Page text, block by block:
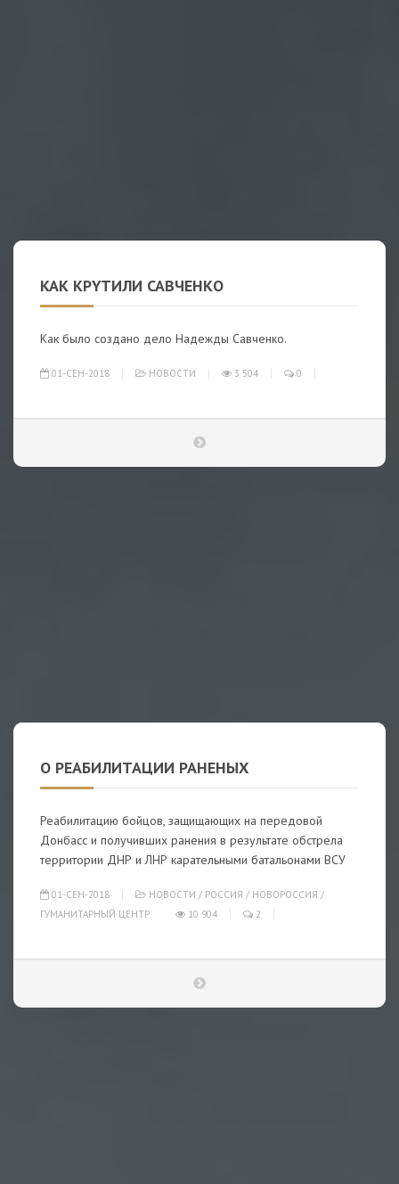
KAК КPYТИЛИ CAВЧEНКO
Как было создано дело Надежды Савченко.
01-СЕН-2018 НОВОСТИ 3 504 0
О РЕАБИЛИТАЦИИ РАНЕНЫХ
Реабилитацию бойцов, защищающих на передовой
Донбасс и получивших ранения в результате обстрела
территории ДНР и ЛНР карательными батальонами ВСУ
01-СЕН-2018 НОВОСТИ / РОССИЯ / НОВОРОССИЯ /
ГУМАНИТАРНЫЙ ЦЕНТР
10 904 2